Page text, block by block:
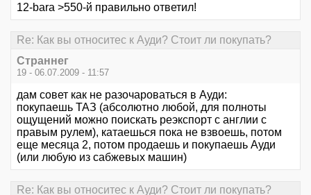
12-bara >550-й правильно ответил!
Re: Как вы относитес к Ауди? Стоит ли покупать?
Страннег
19 - 06.07.2009 - 11:57
дам совет как не разочароваться в Ауди:
покупаешь ТАЗ (абсолютно любой, для полноты
ощущений можно поискать реэкспорт с англии с
правым рулем), катаешься пока не взвоешь, потом
еще месяца 2, потом продаешь и покупаешь Ауди
(или любую из сабжевых машин)
Re: Как вы относитес к Ауди? Стоит ли покупать?